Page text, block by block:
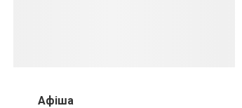
Афіша